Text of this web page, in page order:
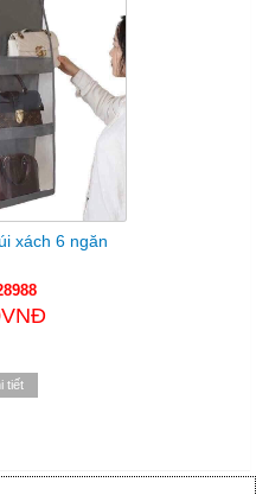
xách 6 ngăn
tiết